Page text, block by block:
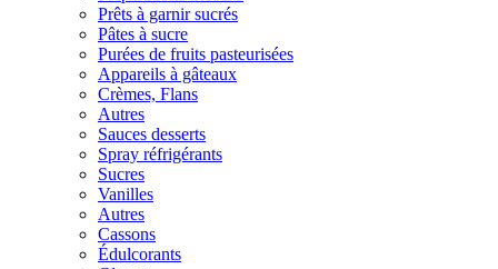
Prêts à garnir sucrés
Pâtes à sucre
Purées de fruits pasteurisées
Appareils à gâteaux
Crèmes, Flans
Autres
Sauces desserts
Spray réfrigérants
Sucres
Vanilles
Autres
Cassons
Édulcorants